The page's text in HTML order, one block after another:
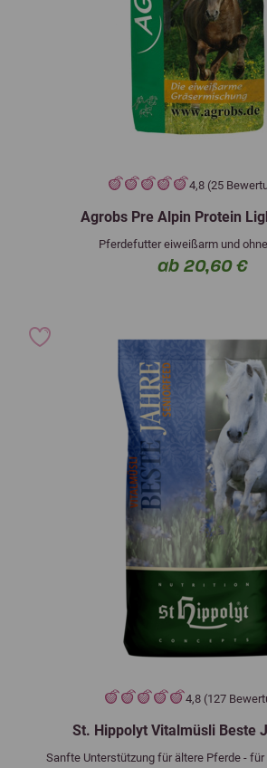
4,8 (25
Agrobs Pre Alpin Protein
Pferdefutter eiweißarm und
ab 20,60 €
4,8 (127
St. Hippolyt Vitalmüsli Beste
Sanfte Unterstützung für ältere Pferde -